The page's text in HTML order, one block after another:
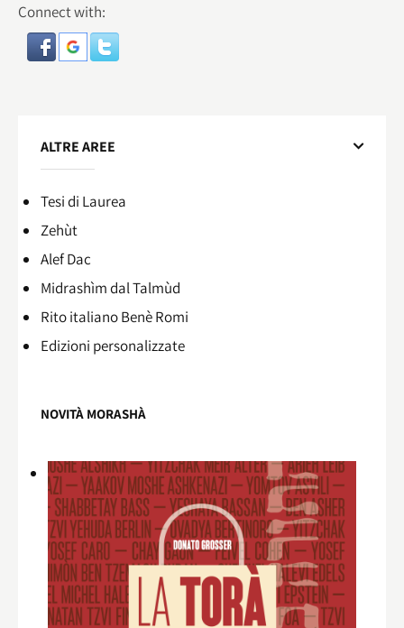
Connect with:
ALTRE AREE
Tesi di Laurea
Zehùt
Alef Dac
Midrashìm dal Talmùd
Rito italiano Benè Romi​
Edizioni personalizzate
NOVITÀ MORASHÀ